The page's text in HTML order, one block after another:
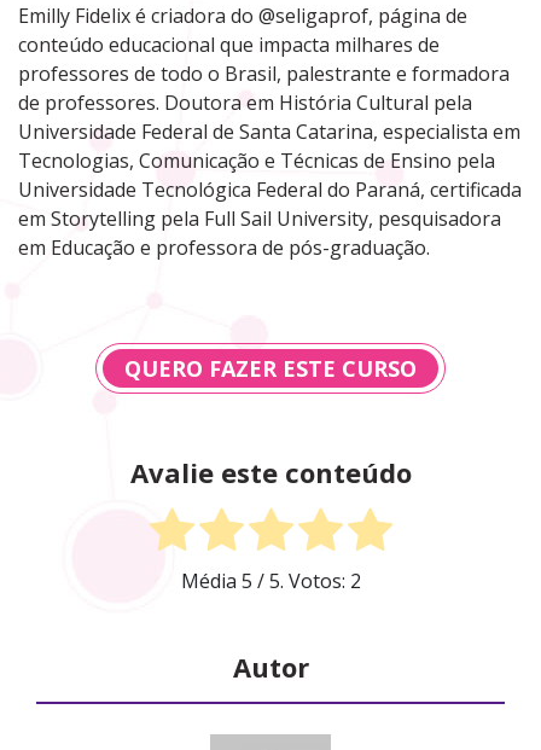
Emilly Fidelix é criadora do @seligaprof, página de
conteúdo educacional que impacta milhares de
professores de todo o Brasil, palestrante e formadora
de professores. Doutora em História Cultural pela
Universidade Federal de Santa Catarina, especialista em
Tecnologias, Comunicação e Técnicas de Ensino pela
Universidade Tecnológica Federal do Paraná, certificada
em Storytelling pela Full Sail University, pesquisadora
em Educação e professora de pós-graduação.
QUERO FAZER ESTE CURSO
Avalie este conteúdo
Média 5 / 5. Votos: 2
Autor